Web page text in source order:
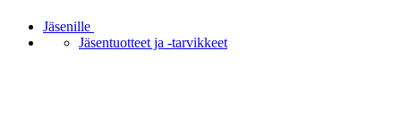
Jäsenille
Jäsentuotteet ja -tarvikkeet